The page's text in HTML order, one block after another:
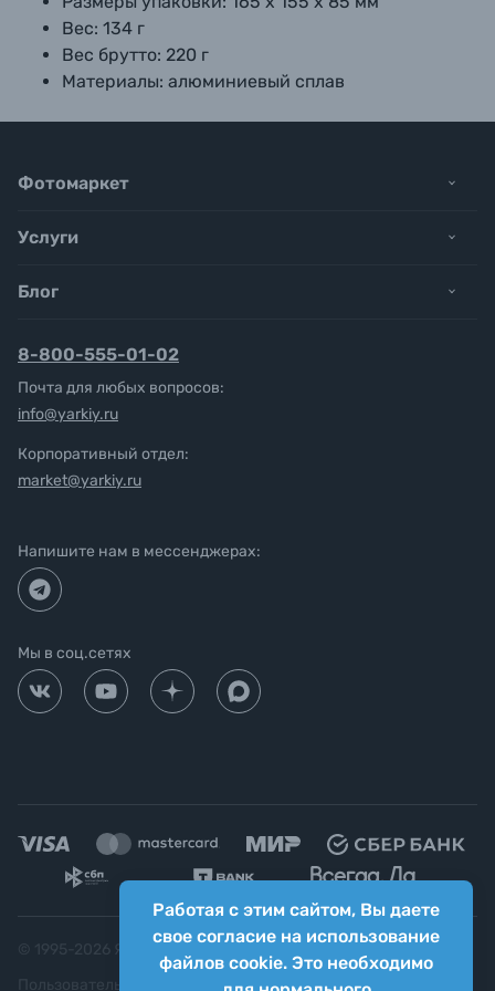
Вес: 134 г
Вес брутто: 220 г
Материалы: алюминиевый сплав
Работая с этим сайтом, Вы даете
свое согласие на использование
файлов cookie. Это необходимо
Фотомаркет
Услуги
Блог
8-800-555-01-02
Почта для любых вопросов:
info@yarkiy.ru
Корпоративный отдел:
market@yarkiy.ru
Напишите нам в мессенджерах:
Мы в соц.сетях
Яркий фотомаркет ("Яркий Мир")
Пользовательское соглашение